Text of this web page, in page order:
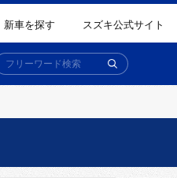
新車を探す スズキ公式サイト